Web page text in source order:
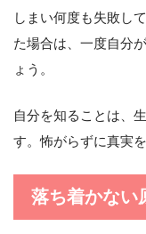
しまい何度も失敗し
た場合は、一度自分
ょう。
自分を知ることは、
す。怖がらずに真実
落ち着かない